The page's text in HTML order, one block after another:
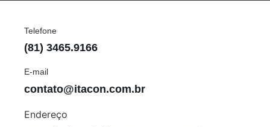
Telefone
(81) 3465.9166
E-mail
contato@itacon.com.br
Endereço